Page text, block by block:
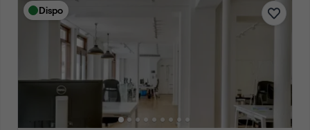
Dispo